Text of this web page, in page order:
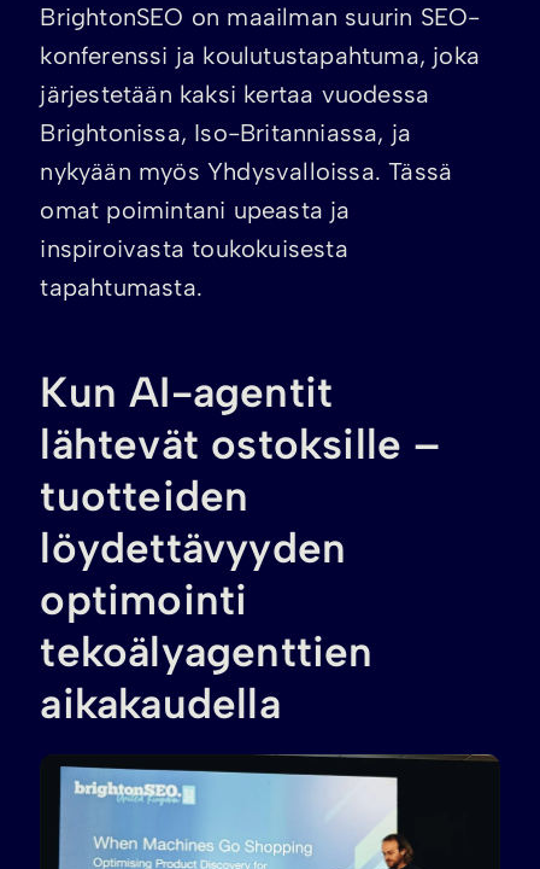
BrightonSEO on maailman suurin SEO-
konferenssi ja koulutustapahtuma, joka
järjestetään kaksi kertaa vuodessa
Brightonissa, Iso-Britanniassa, ja
nykyään myös Yhdysvalloissa. Tässä
omat poimintani upeasta ja
inspiroivasta toukokuisesta
tapahtumasta.
Kun AI-agentit
lähtevät ostoksille –
tuotteiden
löydettävyyden
optimointi
tekoälyagenttien
aikakaudella